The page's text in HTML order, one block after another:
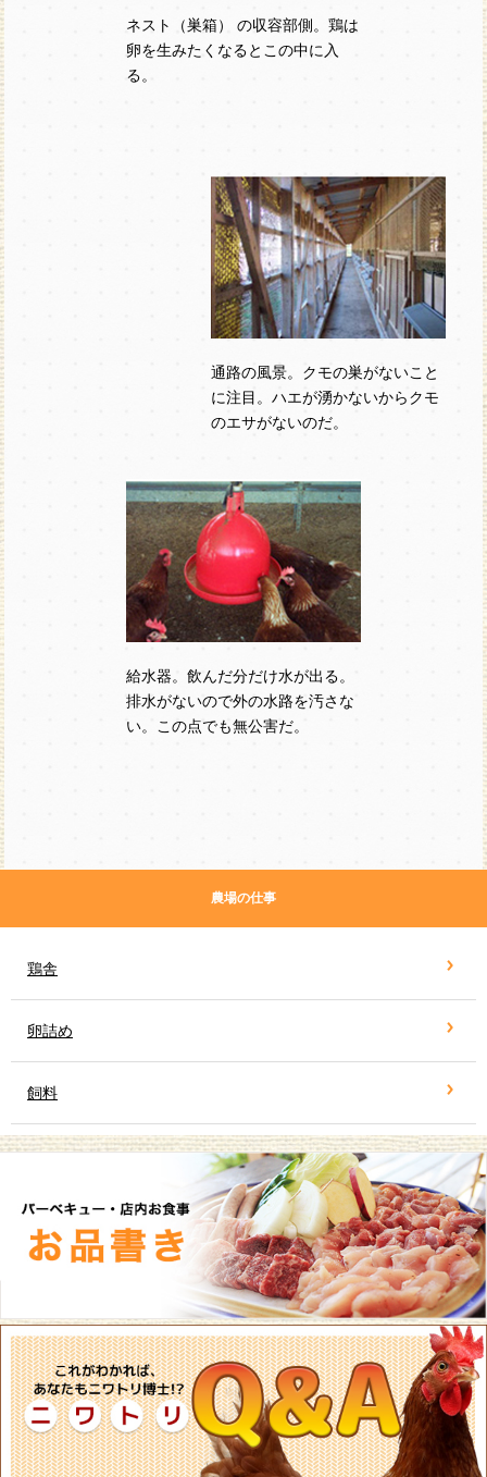
ネスト（巣箱） の収容部側。鶏は
卵を生みたくなるとこの中に入
る。
通路の風景。クモの巣がないこと
に注目。ハエが湧かないからクモ
のエサがないのだ。
給水器。飲んだ分だけ水が出る。
排水がないので外の水路を汚さな
い。この点でも無公害だ。
農場の仕事
鶏舎
卵詰め
飼料